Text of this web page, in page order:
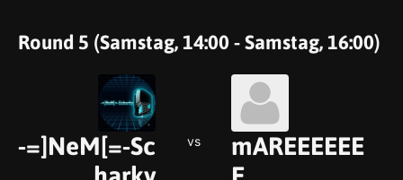
Round 5 (Samstag, 14:00 - Samstag, 16:00)
-=]NeM[=-Sc
vs
mAREEEEEE